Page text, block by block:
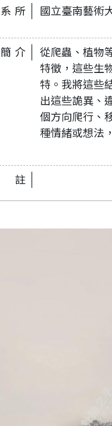
所 國立臺南藝術
介
從爬蟲、植物
特徵，這些生
特。我將這些
出這些詭異、
個方向爬行、
種情緒或想法